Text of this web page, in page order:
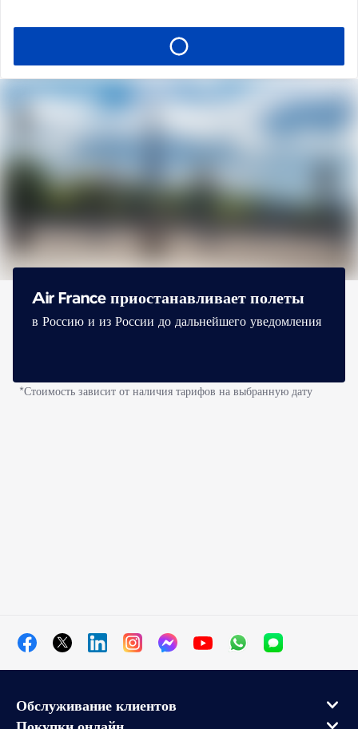
Air France приостанавливает полеты
в Россию и из России до дальнейшего уведомления
*Стоимость зависит от наличия тарифов на выбранную дату
Обслуживание клиентов